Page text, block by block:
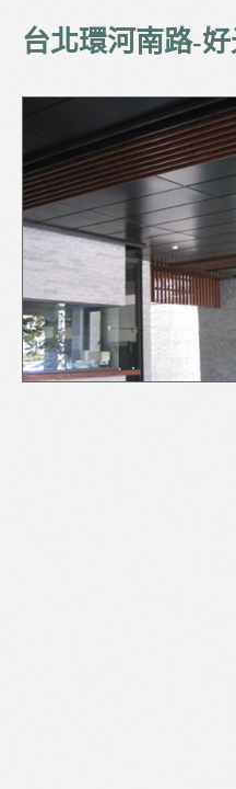
台北環河南路-